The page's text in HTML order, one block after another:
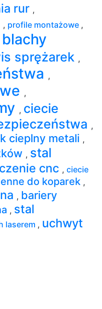
rur ,
, profile montażowe ,
blachy
sprężarek ,
,
,
, ciecie
,
cieplny metali ,
, stal
cnc , ciecie
do koparek ,
, bariery
, stal
laserem , uchwyt